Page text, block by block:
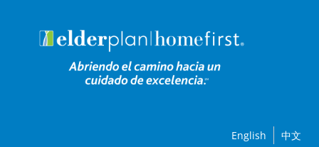
English 中文